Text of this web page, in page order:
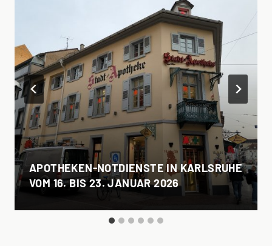
APOTHEKEN-NOTDIENSTE IN KARLSRUHE
VOM 16. BIS 23. JANUAR 2026